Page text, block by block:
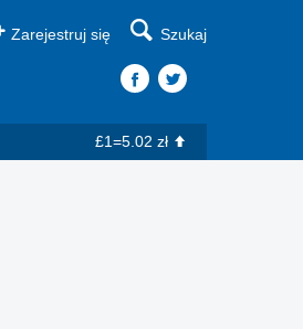
Zarejestruj się Szukaj
£1=5.02 zł